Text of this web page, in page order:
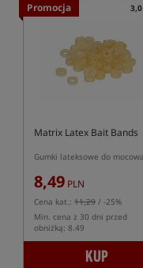
Promocja 3,0
Matrix Latex Bait Bands
8,49 PLN
Cena kat.: 11,29 / -25%
Min. cena z 30 dni przed
obniżką: 8.49
KUP